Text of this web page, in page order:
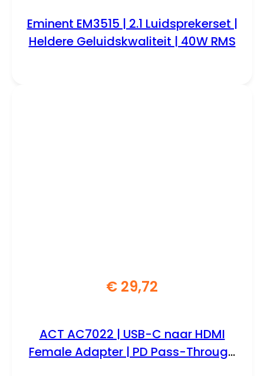
Eminent EM3515 | 2.1 Luidsprekerset |
Heldere Geluidskwaliteit | 40W RMS
€ 29,72
ACT AC7022 | USB-C naar HDMI
Female Adapter | PD Pass-Through